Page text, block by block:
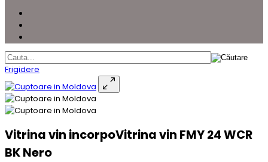
Frigidere
Vitrina vin incorpoVitrina vin FMY 24 WCR
BK Nero